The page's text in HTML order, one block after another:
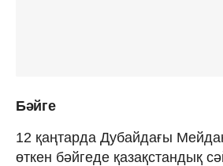
Бәйге
12 қаңтарда Дубайдағы
өткен бәйгеде қазақстандық